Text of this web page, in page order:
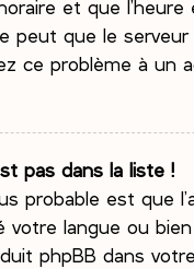
et que
peut que le
ce problème à un
pas dans la liste !
probable est que
votre langue ou
phpBB dans